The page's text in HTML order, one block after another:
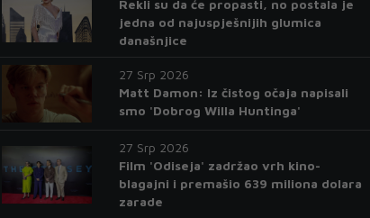
Rekli su da će propasti, no postala je
jedna od najuspješnijih glumica
današnjice
27 Srp 2026
Matt Damon: Iz čistog očaja napisali
smo 'Dobrog Willa Huntinga'
27 Srp 2026
Film 'Odiseja' zadržao vrh kino-
blagajni i premašio 639 miliona dolara
zarade